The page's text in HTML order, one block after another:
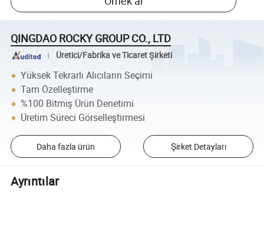
QINGDAO ROCKY GROUP CO., LTD
Üretici/Fabrika ve Ticaret Şirketi
Yüksek Tekrarlı Alıcıların Seçimi
Tam Özelleştirme
%100 Bitmiş Ürün Denetimi
Üretim Süreci Görselleştirmesi
Daha fazla ürün Şirket Detayları
Ayrıntılar